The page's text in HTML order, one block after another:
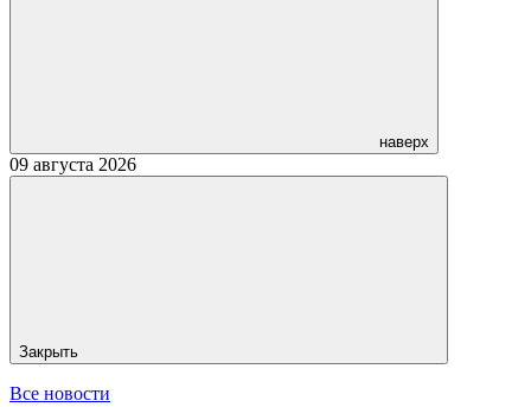
наверх
09 августа 2026
Закрыть
Все новости